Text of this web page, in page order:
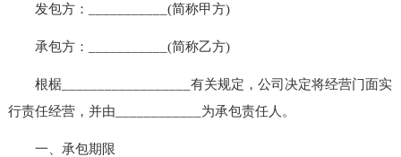
发包方：___________(简称甲方)
承包方：___________(简称乙方)
根椐__________________有关规定，公司决定将经营门面实
行责任经营，并由____________为承包责任人。
一、承包期限